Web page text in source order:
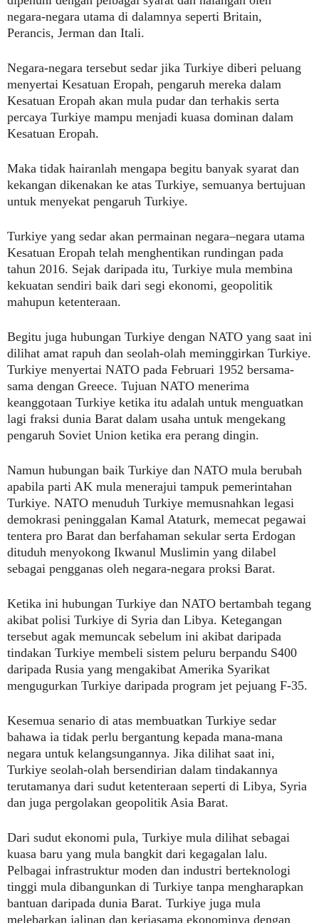
negara-negara utama di dalamnya seperti Britain,
Perancis, Jerman dan Itali.
Negara-negara tersebut sedar jika Turkiye diberi peluang
menyertai Kesatuan Eropah, pengaruh mereka dalam
Kesatuan Eropah akan mula pudar dan terhakis serta
percaya Turkiye mampu menjadi kuasa dominan dalam
Kesatuan Eropah.
Maka tidak hairanlah mengapa begitu banyak syarat dan
kekangan dikenakan ke atas Turkiye, semuanya bertujuan
untuk menyekat pengaruh Turkiye.
Turkiye yang sedar akan permainan negara–negara utama
Kesatuan Eropah telah menghentikan rundingan pada
tahun 2016. Sejak daripada itu, Turkiye mula membina
kekuatan sendiri baik dari segi ekonomi, geopolitik
mahupun ketenteraan.
Begitu juga hubungan Turkiye dengan NATO yang saat ini
dilihat amat rapuh dan seolah-olah meminggirkan Turkiye.
Turkiye menyertai NATO pada Februari 1952 bersama-
sama dengan Greece. Tujuan NATO menerima
keanggotaan Turkiye ketika itu adalah untuk menguatkan
lagi fraksi dunia Barat dalam usaha untuk mengekang
pengaruh Soviet Union ketika era perang dingin.
Namun hubungan baik Turkiye dan NATO mula berubah
apabila parti AK mula menerajui tampuk pemerintahan
Turkiye. NATO menuduh Turkiye memusnahkan legasi
demokrasi peninggalan Kamal Ataturk, memecat pegawai
tentera pro Barat dan berfahaman sekular serta Erdogan
dituduh menyokong Ikwanul Muslimin yang dilabel
sebagai pengganas oleh negara-negara proksi Barat.
Ketika ini hubungan Turkiye dan NATO bertambah tegang
akibat polisi Turkiye di Syria dan Libya. Ketegangan
tersebut agak memuncak sebelum ini akibat daripada
tindakan Turkiye membeli sistem peluru berpandu S400
daripada Rusia yang mengakibat Amerika Syarikat
mengugurkan Turkiye daripada program jet pejuang F-35.
Kesemua senario di atas membuatkan Turkiye sedar
bahawa ia tidak perlu bergantung kepada mana-mana
negara untuk kelangsungannya. Jika dilihat saat ini,
Turkiye seolah-olah bersendirian dalam tindakannya
terutamanya dari sudut ketenteraan seperti di Libya, Syria
dan juga pergolakan geopolitik Asia Barat.
Dari sudut ekonomi pula, Turkiye mula dilihat sebagai
kuasa baru yang mula bangkit dari kegagalan lalu.
Pelbagai infrastruktur moden dan industri berteknologi
tinggi mula dibangunkan di Turkiye tanpa mengharapkan
bantuan daripada dunia Barat. Turkiye juga mula
melebarkan jalinan dan kerjasama ekonominya dengan